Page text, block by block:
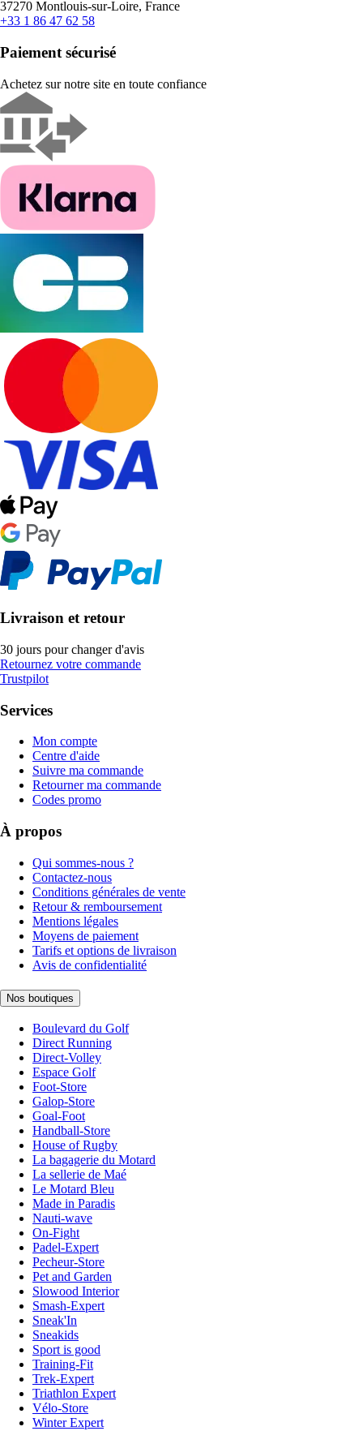
37270 Montlouis-sur-Loire, France
+33 1 86 47 62 58
Paiement sécurisé
Achetez sur notre site en toute confiance
Livraison et retour
30 jours pour changer d'avis
Retournez votre commande
Trustpilot
Services
Mon compte
Centre d'aide
Suivre ma commande
Retourner ma commande
Codes promo
À propos
Qui sommes-nous ?
Contactez-nous
Conditions générales de vente
Retour & remboursement
Mentions légales
Moyens de paiement
Tarifs et options de livraison
Avis de confidentialité
Nos boutiques
Boulevard du Golf
Direct Running
Direct-Volley
Espace Golf
Foot-Store
Galop-Store
Goal-Foot
Handball-Store
House of Rugby
La bagagerie du Motard
La sellerie de Maé
Le Motard Bleu
Made in Paradis
Nauti-wave
On-Fight
Padel-Expert
Pecheur-Store
Pet and Garden
Slowood Interior
Smash-Expert
Sneak'In
Sneakids
Sport is good
Training-Fit
Trek-Expert
Triathlon Expert
Vélo-Store
Winter Expert